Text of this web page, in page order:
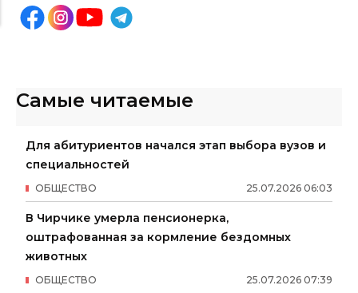
Самые читаемые
Для абитуриентов начался этап выбора вузов и
специальностей
25.07.2026 06:03
ОБЩЕСТВО
В Чирчике умерла пенсионерка,
оштрафованная за кормление бездомных
животных
25.07.2026 07:39
ОБЩЕСТВО